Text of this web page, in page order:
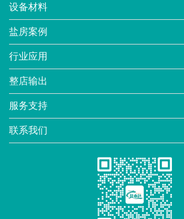
设备材料
盐房案例
行业应用
整店输出
服务支持
联系我们